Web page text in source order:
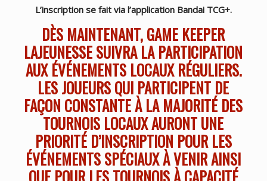
L’inscription se fait via l’application Bandai TCG+.
DÈS MAINTENANT, GAME KEEPER
LAJEUNESSE SUIVRA LA PARTICIPATION
AUX ÉVÉNEMENTS LOCAUX RÉGULIERS.
LES JOUEURS QUI PARTICIPENT DE
FAÇON CONSTANTE À LA MAJORITÉ DES
TOURNOIS LOCAUX AURONT UNE
PRIORITÉ D’INSCRIPTION POUR LES
ÉVÉNEMENTS SPÉCIAUX À VENIR AINSI
QUE POUR LES TOURNOIS À CAPACITÉ